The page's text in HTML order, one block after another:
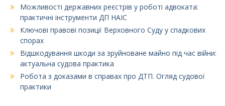
Можливості державних реєстрів у роботі адвоката:
практичні інструменти ДП НАІС
Ключові правові позиції Верховного Суду у спадкових
спорах
Відшкодування шкоди за зруйноване майно під час війни:
актуальна судова практика
Робота з доказами в справах про ДТП. Огляд судової
практики